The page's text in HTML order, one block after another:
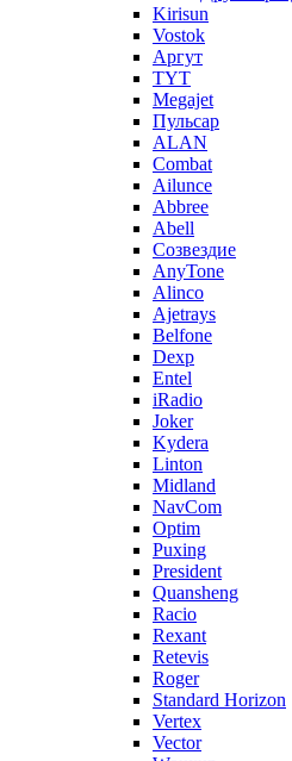
Kirisun
Vostok
Аргут
TYT
Megajet
Пульсар
ALAN
Combat
Ailunce
Abbree
Abell
Созвездие
AnyTone
Alinco
Ajetrays
Belfone
Dexp
Entel
iRadio
Joker
Kydera
Linton
Midland
NavCom
Optim
Puxing
President
Quansheng
Racio
Rexant
Retevis
Roger
Standard Horizon
Vertex
Vector